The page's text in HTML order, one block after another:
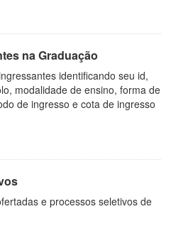
na Graduação
identificando seu id,
modalidade de ensino, forma de
de ingresso e cota de ingresso
e processos seletivos de